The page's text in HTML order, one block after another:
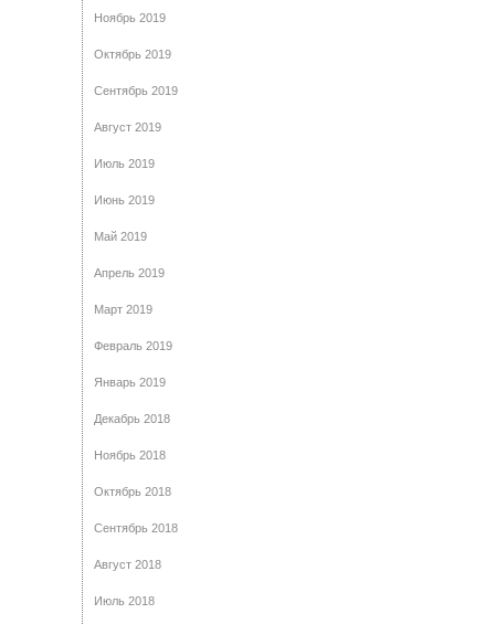
Ноябрь 2019
Октябрь 2019
Сентябрь 2019
Август 2019
Июль 2019
Июнь 2019
Май 2019
Апрель 2019
Март 2019
Февраль 2019
Январь 2019
Декабрь 2018
Ноябрь 2018
Октябрь 2018
Сентябрь 2018
Август 2018
Июль 2018